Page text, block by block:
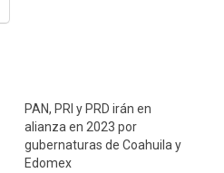
PAN, PRI y PRD irán en
alianza en 2023 por
gubernaturas de Coahuila y
Edomex